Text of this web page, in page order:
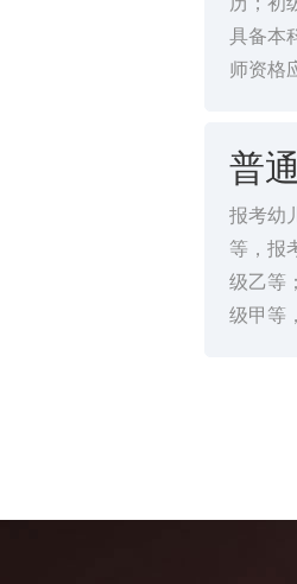
具备本
师资格
普
报考幼
等，报
级乙等
级甲等